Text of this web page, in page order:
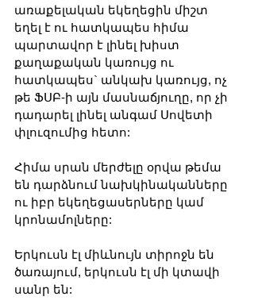
առաքելական եկեղեցին միշտ
եղել է ու հատկապես հիմա
պարտավոր է լինել խիստ
քաղաքական կառույց ու
հատկապես` անկախ կառույց, ոչ
թե ՖՍԲ-ի այն մասնաճյուղը, որ չի
դադարել լինել անգամ Սովետի
փլուզումից հետո:
Հիմա սրան մերժելը օրվա թեմա
են դարձնում նախկինականները
ու իբր եկեղեցասերները կամ
կրոնամոլները:
Երկուսն էլ միևնույն տիրոջն են
ծառայում, երկուսն էլ մի կտավի
սանր են: